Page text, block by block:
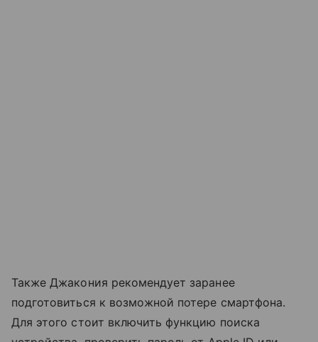
Также Джакония рекомендует заранее
подготовиться к возможной потере смартфона.
Для этого стоит включить функцию поиска